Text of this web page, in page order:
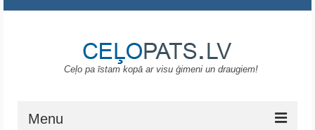
Ceļo pa īstam kopā ar visu ģimeni un draugiem!
Menu